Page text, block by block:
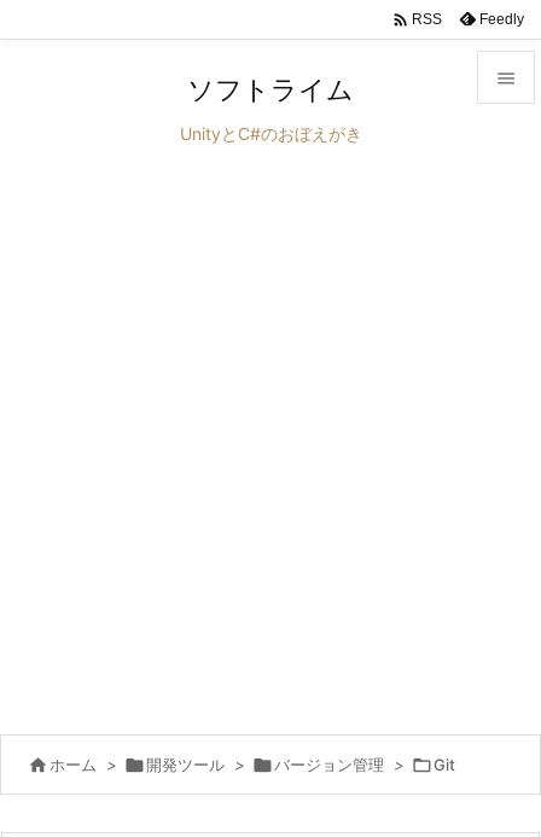

 RSS Feedly
ソフトライム
UnityとC#のおぼえがき
 ホーム > 開発ツール > バージョン管理 > Git